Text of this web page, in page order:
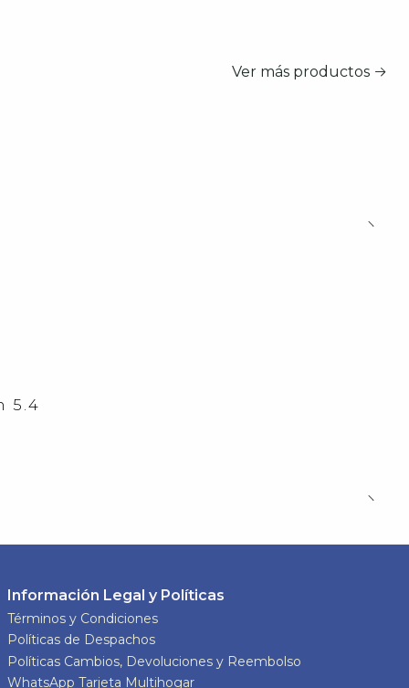
Ver más productos
5.4
Información Legal y Políticas
Términos y Condiciones
Políticas de Despachos
Políticas Cambios, Devoluciones y Reembolso
WhatsApp Tarjeta Multihogar